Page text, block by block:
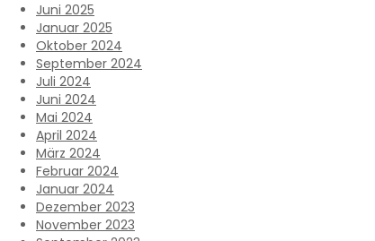
Juni 2025
Januar 2025
Oktober 2024
September 2024
Juli 2024
Juni 2024
Mai 2024
April 2024
März 2024
Februar 2024
Januar 2024
Dezember 2023
November 2023